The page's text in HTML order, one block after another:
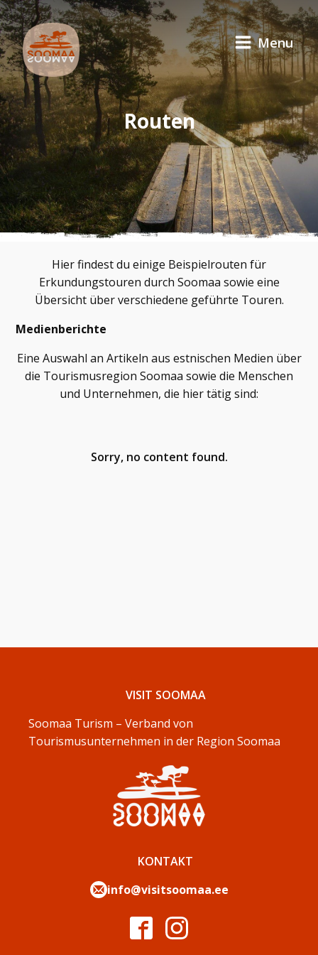
Menu
Routen
Hier findest du einige Beispielrouten für
Erkundungstouren durch Soomaa sowie eine
Übersicht über verschiedene geführte Touren.
Medienberichte
Eine Auswahl an Artikeln aus estnischen Medien über
die Tourismusregion Soomaa sowie die Menschen
und Unternehmen, die hier tätig sind:
Sorry, no content found.
VISIT SOOMAA
Soomaa Turism – Verband von
Tourismusunternehmen in der Region Soomaa
KONTAKT
info@visitsoomaa.ee